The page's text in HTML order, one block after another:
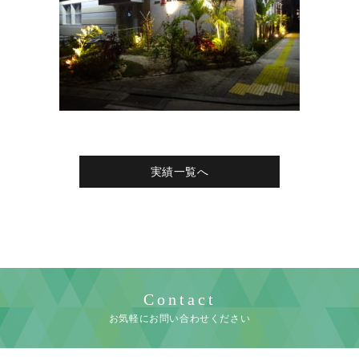
実績一覧へ
Contact
お気軽にお問い合わせください